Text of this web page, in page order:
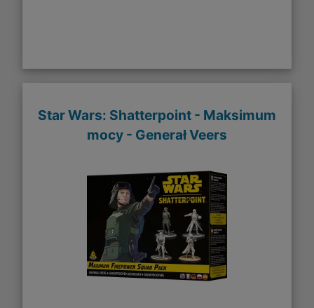
Star Wars: Shatterpoint - Maksimum
mocy - Generał Veers